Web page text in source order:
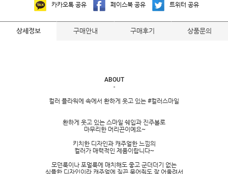
카카오톡 공유 페이스북 공유 트위터 공유
상세정보 구매안내 구매후기 상품문의
ABOUT
-
컬러 플라워에 속에서 환하게 웃고 있는 #컬러스마일
환하게 웃고 있는 스마일 쉐입과 진주볼로
마무리한 머리끈이예요~
키치한 디자인과 캐주얼한 느낌의
컬러가 매력적인 제품이랍니다~
모던룩이나 포멀룩에 매치해도 좋고 군더더기 없는
심플한 디자인이라 캐주얼에 질끈 묶어줘도 잘 어울려서